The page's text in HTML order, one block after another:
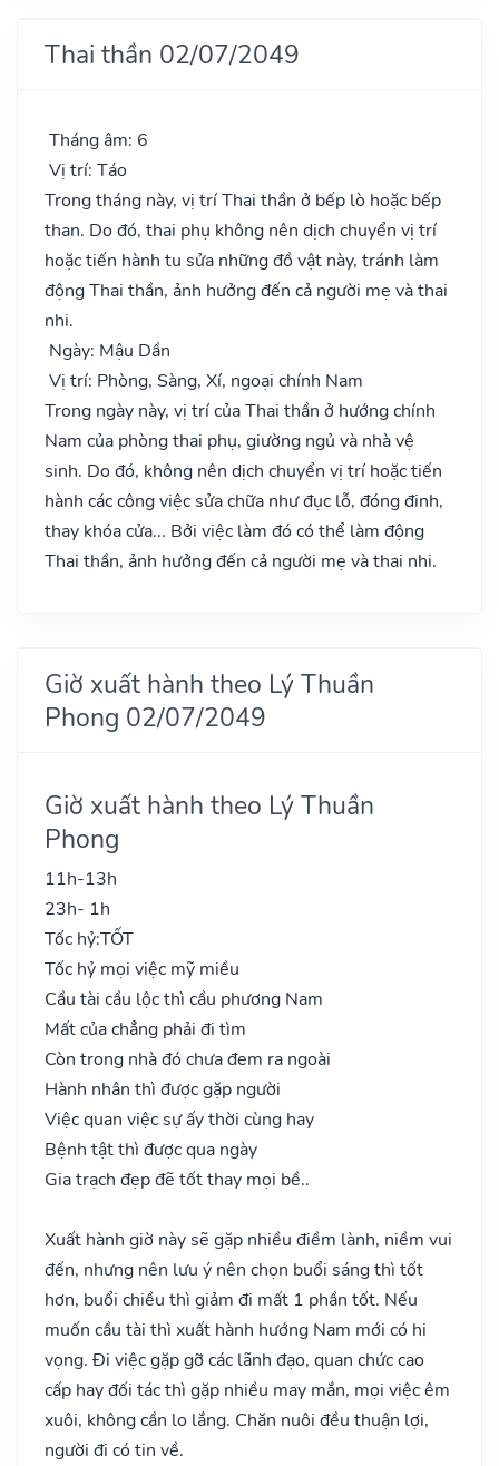
Thai thần 02/07/2049
Tháng âm: 6
Vị trí: Táo
Trong tháng này, vị trí Thai thần ở bếp lò hoặc bếp
than. Do đó, thai phụ không nên dịch chuyển vị trí
hoặc tiến hành tu sửa những đồ vật này, tránh làm
động Thai thần, ảnh hưởng đến cả người mẹ và thai
nhi.
Ngày: Mậu Dần
Vị trí: Phòng, Sàng, Xí, ngoại chính Nam
Trong ngày này, vị trí của Thai thần ở hướng chính
Nam của phòng thai phụ, giường ngủ và nhà vệ
sinh. Do đó, không nên dịch chuyển vị trí hoặc tiến
hành các công việc sửa chữa như đục lỗ, đóng đinh,
thay khóa cửa... Bởi việc làm đó có thể làm động
Thai thần, ảnh hưởng đến cả người mẹ và thai nhi.
Giờ xuất hành theo Lý Thuần
Phong 02/07/2049
Giờ xuất hành theo Lý Thuần
Phong
11h-13h
23h- 1h
Tốc hỷ:TỐT
Tốc hỷ mọi việc mỹ miều
Cầu tài cầu lộc thì cầu phương Nam
Mất của chẳng phải đi tìm
Còn trong nhà đó chưa đem ra ngoài
Hành nhân thì được gặp người
Việc quan việc sự ấy thời cùng hay
Bệnh tật thì được qua ngày
Gia trạch đẹp đẽ tốt thay mọi bề..
Xuất hành giờ này sẽ gặp nhiều điềm lành, niềm vui
đến, nhưng nên lưu ý nên chọn buổi sáng thì tốt
hơn, buổi chiều thì giảm đi mất 1 phần tốt. Nếu
muốn cầu tài thì xuất hành hướng Nam mới có hi
vọng. Đi việc gặp gỡ các lãnh đạo, quan chức cao
cấp hay đối tác thì gặp nhiều may mắn, mọi việc êm
xuôi, không cần lo lắng. Chăn nuôi đều thuận lợi,
người đi có tin về.